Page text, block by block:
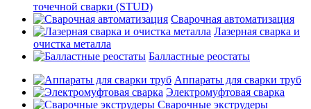
точечной сварки (STUD)
Сварочная автоматизация
Лазерная сварка и
очистка металла
Балластные реостаты
Аппараты для сварки труб
Электромуфтовая сварка
Сварочные экструдеры